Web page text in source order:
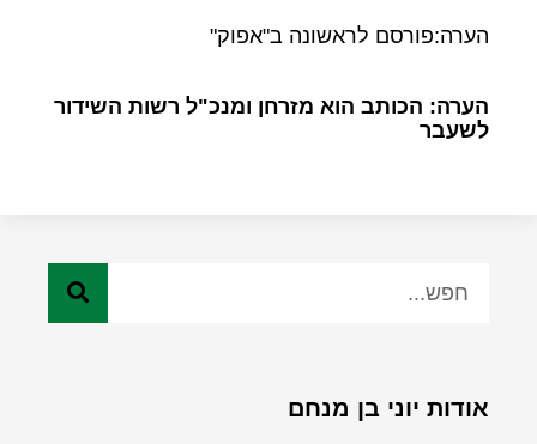
הערה:פורסם לראשונה ב"אפוק"
הערה: הכותב הוא מזרחן ומנכ"ל רשות השידור
לשעבר
אודות יוני בן מנחם